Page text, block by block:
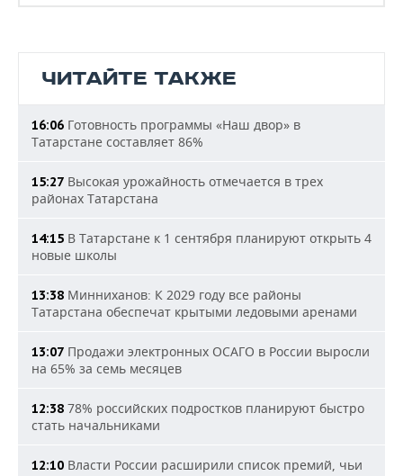
ЧИТАЙТЕ ТАКЖЕ
16:06 Готовность программы «Наш двор» в
Татарстане составляет 86%
15:27 Высокая урожайность отмечается в трех
районах Татарстана
14:15 В Татарстане к 1 сентября планируют открыть 4
новые школы
13:38 Минниханов: К 2029 году все районы
Татарстана обеспечат крытыми ледовыми аренами
13:07 Продажи электронных ОСАГО в России выросли
на 65% за семь месяцев
12:38 78% российских подростков планируют быстро
стать начальниками
12:10 Власти России расширили список премий, чьи